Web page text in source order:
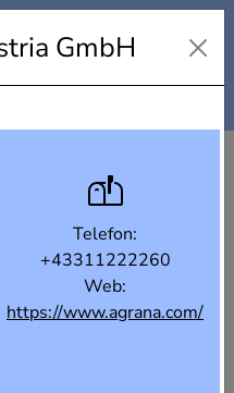
Liste Filter
GmbH
Telefon:
+43311222260
Web:
https://www.agrana.com/